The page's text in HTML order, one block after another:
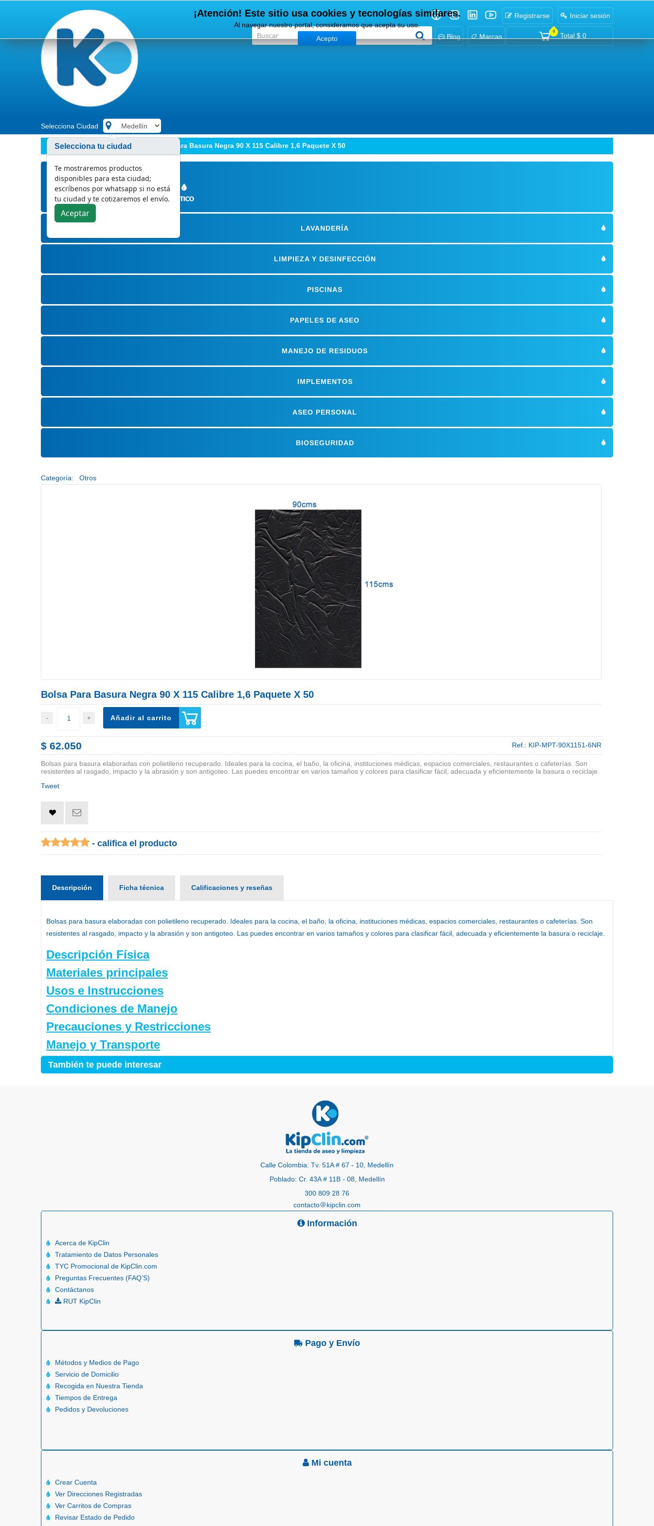
Registrarse Iniciar sesión
0
Total $ 0
Blog Marcas
Selecciona Ciudad
Marcas Otras marcas Bolsa para Basura Negra 90 X 115 Calibre 1,6 Paquete X 50
LAVANDERÍA
LIMPIEZA Y DESINFECCIÓN
PISCINAS
PAPELES DE ASEO
MANEJO DE RESIDUOS
IMPLEMENTOS
ASEO PERSONAL
BIOSEGURIDAD
Categoría: Otros
Bolsa Para Basura Negra 90 X 115 Calibre 1,6 Paquete X 50
Añadir al carrito
$ 62.050 Ref.: KIP-MPT-90X1151-6NR
Bolsas para basura elaboradas con polietileno recuperado. Ideales para la cocina, el baño, la oficina, instituciones médicas, espacios comerciales, restaurantes o cafeterías. Son
resistentes al rasgado, impacto y la abrasión y son antigoteo. Las puedes encontrar en varios tamaños y colores para clasificar fácil, adecuada y eficientemente la basura o reciclaje.
Tweet
- califica el producto
Descripción Ficha técnica Calificaciones y reseñas
Bolsas para basura elaboradas con polietileno recuperado. Ideales para la cocina, el baño, la oficina, instituciones médicas, espacios comerciales, restaurantes o cafeterías. Son
resistentes al rasgado, impacto y la abrasión y son antigoteo. Las puedes encontrar en varios tamaños y colores para clasificar fácil, adecuada y eficientemente la basura o reciclaje.
Descripción Física
Materiales principales
Usos e Instrucciones
Condiciones de Manejo
Precauciones y Restricciones
Manejo y Transporte
También te puede interesar
¡Atención! Este sitio usa cookies y tecnologías similares.
Al navegar nuestro portal, consideramos que acepta su uso.
Acepto
Calle Colombia: Tv. 51A # 67 - 10, Medellín
Poblado: Cr. 43A # 11B - 08, Medellín
300 809 28 76
contacto
kipclin.com
Información
Acerca de KipClin
Tratamiento de Datos Personales
TYC Promocional de KipClin.com
Preguntas Frecuentes (FAQ’S)
Contáctanos
RUT KipClin
Pago y Envío
Métodos y Medios de Pago
Servicio de Domicilio
Recogida en Nuestra Tienda
Tiempos de Entrega
Pedidos y Devoluciones
Mi cuenta
Crear Cuenta
Ver Direcciones Registradas
Ver Carritos de Compras
Revisar Estado de Pedido
Selecciona tu ciudad
Te mostraremos productos
disponibles para esta ciudad;
escríbenos por whatsapp si no está
tu ciudad y te cotizaremos el envío.
Aceptar